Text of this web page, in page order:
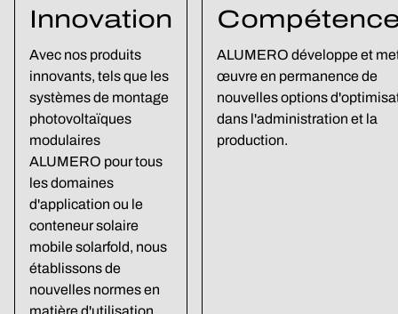
Innovation
Avec nos produits
innovants, tels que les
systèmes de montage
photovoltaïques
modulaires
ALUMERO pour tous
les domaines
d'application ou le
conteneur solaire
mobile solarfold, nous
établissons de
nouvelles normes en
ALUMERO développe et
œuvre en permanence de
nouvelles options
dans l'administration et la
production.